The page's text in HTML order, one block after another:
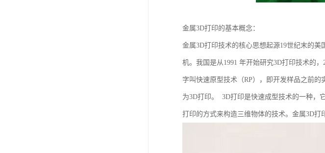
金属3D打印的基本概念：
金属3D打印技术的核心思想起源19世纪末的美
机。我国是从1991 年开始研究3D打印技术的
字叫快速原型技术（RP），即开发样品之前
为3D打印。 3D打印是快速成型技术的一种，
打印的方式来构造三维物体的技术。金属3D打